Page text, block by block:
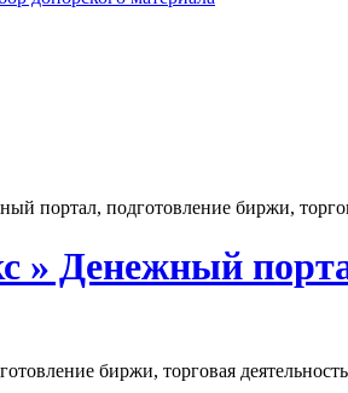
портал, подготовление биржи,
» Денежный